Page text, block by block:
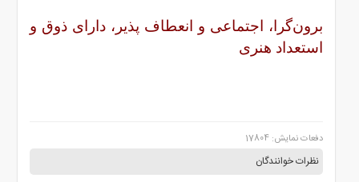
برون‌گرا، اجتماعی و انعطاف پذیر، دارای ذوق و
استعداد هنری
دفعات نمایش: 17804
نظرات خوانندگان